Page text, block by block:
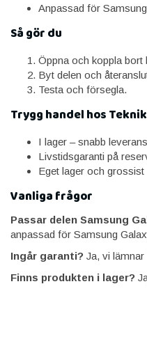
Anpassad för
Så gör du
Öppna och koppla bort
Byt delen och
Testa och försegla.
Trygg handel hos
I lager – snabb leverans
Livstidsgaranti på
Eget lager och grossist
Vanliga frågor
Passar delen Samsung
anpassad för Samsung
Ingår garanti? Ja, vi
Finns produkten i lager?